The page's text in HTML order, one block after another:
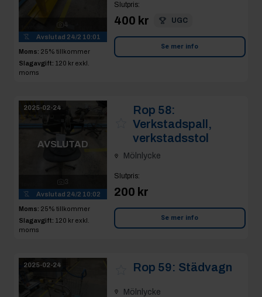
4
Avslutad 24/2 10:01
Moms: 25% tillkommer
Slagavgift: 120 kr exkl.
moms
Slutpris:
400 kr UGC
Se mer info
2025-02-24
AVSLUTAD
3
Avslutad 24/2 10:02
Moms: 25% tillkommer
Slagavgift: 120 kr exkl.
moms
Rop 58:
Verkstadspall,
verkstadsstol
Mölnlycke
Slutpris:
200 kr
Se mer info
2025-02-24 Rop 59: Städvagn
Mölnlycke